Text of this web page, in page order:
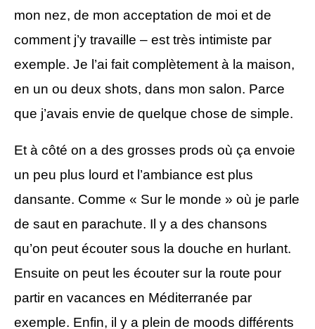
mon nez, de mon acceptation de moi et de
comment j’y travaille – est très intimiste par
exemple. Je l’ai fait complètement à la maison,
en un ou deux shots, dans mon salon. Parce
que j’avais envie de quelque chose de simple.
Et à côté on a des grosses prods où ça envoie
un peu plus lourd et l’ambiance est plus
dansante. Comme « Sur le monde » où je parle
de saut en parachute. Il y a des chansons
qu’on peut écouter sous la douche en hurlant.
Ensuite on peut les écouter sur la route pour
partir en vacances en Méditerranée par
exemple. Enfin, il y a plein de moods différents